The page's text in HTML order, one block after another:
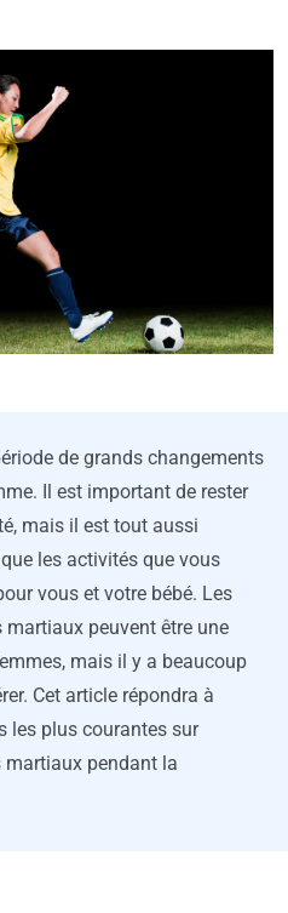
de grands changements
Il est important de rester
mais il est tout aussi
les activités que vous
vous et votre bébé. Les
peuvent être une
mais il y a beaucoup
Cet article répondra à
les plus courantes sur
martiaux pendant la